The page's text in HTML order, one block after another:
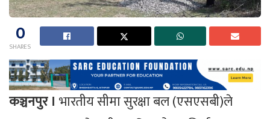
0
SHARES
कञ्चनपुर । भारतीय सीमा सुरक्षा बल (एसएसबी)ले